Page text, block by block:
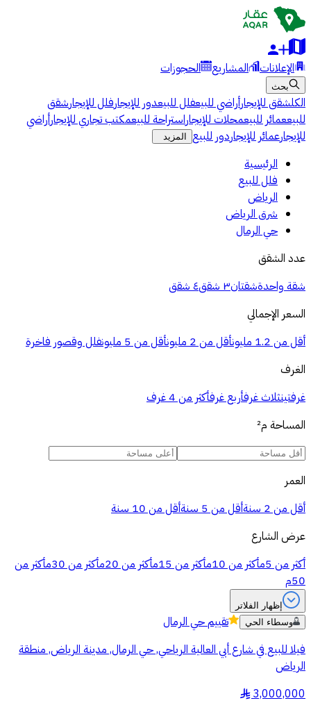
الإعلانات المشاريع الحجوزات
بحث
الكلشقق للإيجارأراضي للبيعفلل للبيعدور للإيجارفلل للإيجارشقق
للبيععمائر للبيعمحلات للإيجاراستراحة للبيعمكتب تجاري للإيجارأراضي
للإيجارعمائر للإيجاردور للبيع المزيد
الرئيسية
فلل للبيع
الرياض
شرق الرياض
حي الرمال
عدد الشقق
شقة واحدةشقتان٣ شقق
٤ شقق
السعر الإجمالي
أقل من 1.2 مليون
أقل من 2 مليون أقل من 5 مليون
فلل وقصور فاخرة
الغرف
غرفتينثلاث غرفأربع غرفأكثر من 4 غرف
المساحة م²
العمر
أقل من 2 سنة
أقل من 5 سنة
أقل من 10 سنة
عرض الشارع
أكثر من 5م
أكثر من 10م أكثر من 15م أكثر من 20م أكثر من 30م
أكثر من
50م
إظهار الفلاتر
وسطاء الحي
تقييمحي الرمال
فيلا للبيع في شارع أبي العالية الرياحي, حي الرمال, مدينة الرياض, منطقة
الرياض
3,000,000
§